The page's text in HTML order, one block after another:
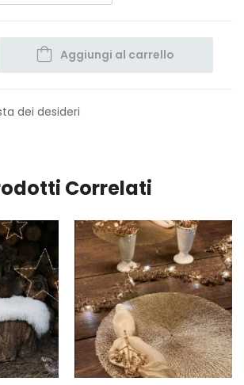
Aggiungi al carrello
dei desideri
Correlati